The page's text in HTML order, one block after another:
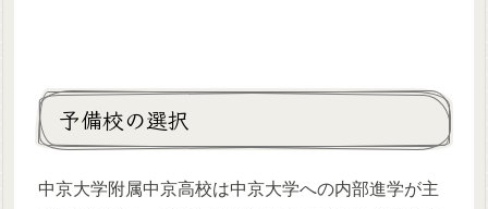
予備校の選択
中京大学附属中京高校は中京大学への内部進学が主